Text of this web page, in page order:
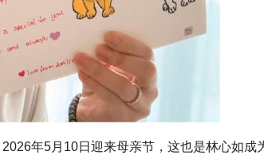
年5月10日迎来母亲节，这也是林心如成